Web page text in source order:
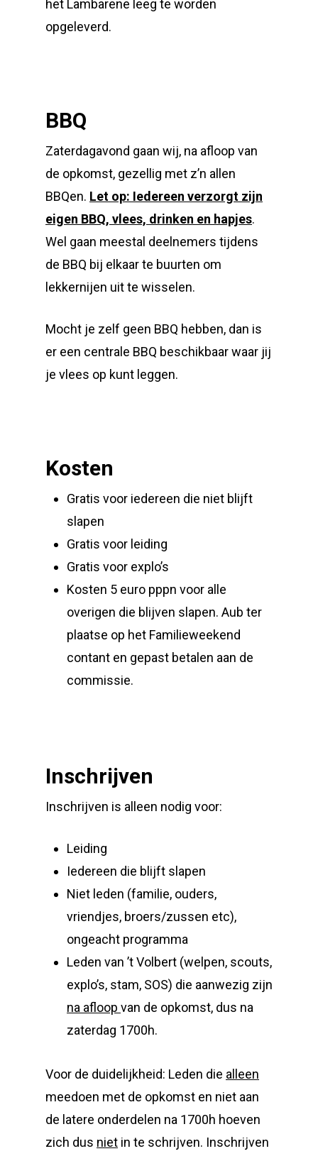
het Lambarene leeg te worden
opgeleverd.
BBQ
Zaterdagavond gaan wij, na afloop van
de opkomst, gezellig met z’n allen
BBQen. Let op: Iedereen verzorgt zijn
eigen BBQ, vlees, drinken en hapjes.
Wel gaan meestal deelnemers tijdens
de BBQ bij elkaar te buurten om
lekkernijen uit te wisselen.
Mocht je zelf geen BBQ hebben, dan is
er een centrale BBQ beschikbaar waar jij
je vlees op kunt leggen.
Kosten
Gratis voor iedereen die niet blijft
slapen
Gratis voor leiding
Gratis voor explo’s
Kosten 5 euro pppn voor alle
overigen die blijven slapen. Aub ter
plaatse op het Familieweekend
contant en gepast betalen aan de
commissie.
Inschrijven
Inschrijven is alleen nodig voor:
Leiding
Iedereen die blijft slapen
Niet leden (familie, ouders,
vriendjes, broers/zussen etc),
ongeacht programma
Leden van ’t Volbert (welpen, scouts,
explo’s, stam, SOS) die aanwezig zijn
na afloop van de opkomst, dus na
zaterdag 1700h.
Voor de duidelijkheid: Leden die alleen
meedoen met de opkomst en niet aan
de latere onderdelen na 1700h hoeven
zich dus niet in te schrijven. Inschrijven